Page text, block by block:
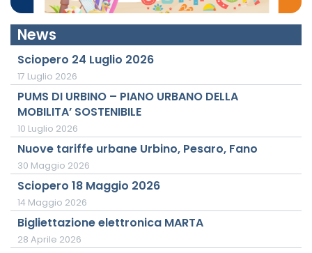
News
Sciopero 24 Luglio 2026
17 Luglio 2026
PUMS DI URBINO – PIANO URBANO DELLA
MOBILITA’ SOSTENIBILE
10 Luglio 2026
Nuove tariffe urbane Urbino, Pesaro, Fano
30 Maggio 2026
Sciopero 18 Maggio 2026
14 Maggio 2026
Bigliettazione elettronica MARTA
28 Aprile 2026